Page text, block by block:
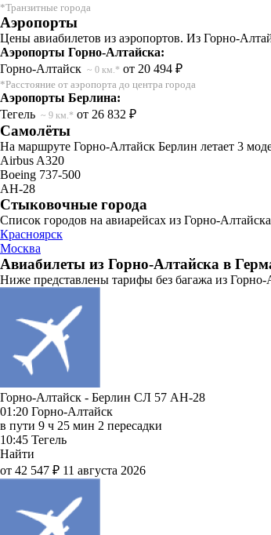
*Транзитные города
Аэропорты
Цены авиабилетов из аэропортов. Из Горно-
Аэропорты Горно-Алтайска:
Горно-Алтайск ~ 0 км.* от 20 494 ₽
*Расстояние от аэропорта до центра города
Аэропорты Берлина:
Тегель ~ 9 км.* от 26 832 ₽
Самолёты
На маршруте Горно-Алтайск Берлин летает 3
Airbus A320
Boeing 737-500
АН-28
Стыковочные города
Список городов на авиарейсах из Горно-
Красноярск
Москва
Авиабилеты из Горно-Алтайска в
Ниже представлены тарифы без багажа из Горно-
Горно-Алтайск - Берлин СЛ 57 АН-28
01:20 Горно-Алтайск
в пути 9 ч 25 мин 2 пересадки
10:45 Тегель
Найти
от 42 547 ₽ 11 августа 2026